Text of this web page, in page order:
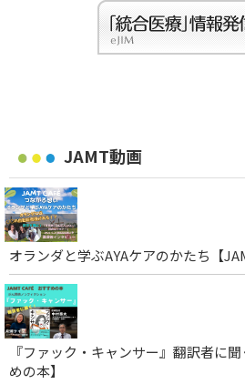
JAMT動画
オランダと学ぶAYAケアのかたち【
『ファック・キャンサー』翻訳者に
めの本】